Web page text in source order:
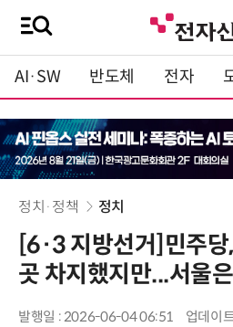
AI·SW 반도체 전자
정치·정책 정치
[6·3 지방선거]민주
곳 차지했지만...서울
발행일 : 2026-06-04 06:51 업데이